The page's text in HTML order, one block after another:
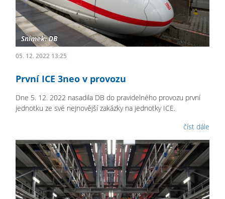
05. 12. 2022 13:25
První ICE 3neo v provozu
Dne 5. 12. 2022 nasadila DB do pravidelného provozu první
jednotku ze své nejnovější zakázky na jednotky ICE.
číst dále